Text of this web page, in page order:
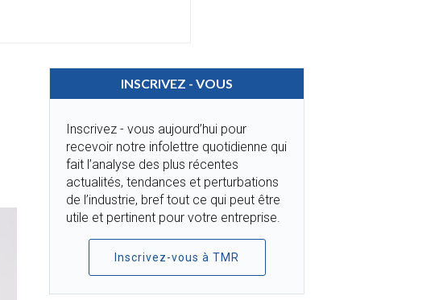
INSCRIVEZ - VOUS
Inscrivez - vous aujourd’hui pour
recevoir notre infolettre quotidienne qui
fait l’analyse des plus récentes
actualités, tendances et perturbations
de l’industrie, bref tout ce qui peut être
utile et pertinent pour votre entreprise.
Inscrivez-vous à TMR